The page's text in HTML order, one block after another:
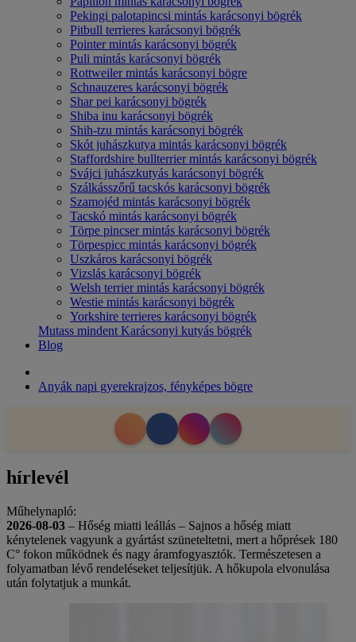
Pekingi palotapincsi mintás karácsonyi bögrék
Pitbull terrieres karácsonyi bögrék
Pointer mintás karácsonyi bögrék
Puli mintás karácsonyi bögrék
Rottweiler mintás karácsonyi bögre
Schnauzeres karácsonyi bögrék
Shar pei karácsonyi bögrék
Shiba inu karácsonyi bögrék
Shih-tzu mintás karácsonyi bögrék
Skót juhászkutya mintás karácsonyi bögrék
Staffordshire bullterrier mintás karácsonyi bögrék
Svájci juhászkutyás karácsonyi bögrék
Szálkásszőrű tacskós karácsonyi bögrék
Szamojéd mintás karácsonyi bögrék
Tacskó mintás karácsonyi bögrék
Törpe pincser mintás karácsonyi bögrék
Törpespicc mintás karácsonyi bögrék
Uszkáros karácsonyi bögrék
Vizslás karácsonyi bögrék
Welsh terrier mintás karácsonyi bögrék
Westie mintás karácsonyi bögrék
Yorkshire terrieres karácsonyi bögrék
Mutass mindent Karácsonyi kutyás bögrék
Blog
Anyák napi gyerekrajzos, fényképes bögre
hírlevél
Műhelynapló:
2026-08-03 – Hőség miatti leállás – Sajnos a hőség miatt
kénytelenek vagyunk a gyártást szüneteltetni, mert a hőprések 180
C° fokon működnek és nagy áramfogyasztók. Természetesen a
folyamatban lévő rendeléseket teljesítjük. A hőkupola elvonulása
után folytatjuk a munkát.